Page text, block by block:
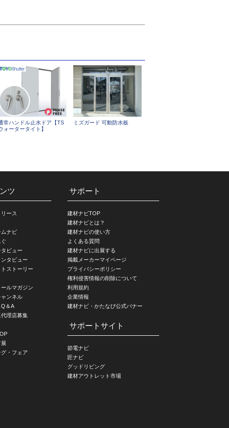
常ハンドル止水ドア【TS
ォータータイト】
ミズガード 可動防水板
ツ
ース
ムナビ
ビュー
ンタビュー
ストーリー
ルマガジン
ンネル
＆A
理店募集
・フェア
サポート
建材ナビTOP
建材ナビとは？
建材ナビの使い方
よくある質問
建材ナビに出展する
掲載メーカーマイページ
プライバシーポリシー
権利侵害情報の削除について
利用規約
企業情報
建材ナビ・かたなび公式バナー
サポートサイト
節電ナビ
匠ナビ
グッドリビング
建材アウトレット市場